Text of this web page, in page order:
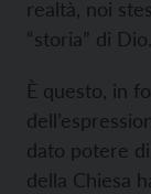
realtà, noi
“storia” di Dio.
È questo, in
dato potere
della Chiesa